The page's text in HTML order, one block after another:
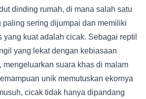
dinding rumah, di mana salah satu
paling sering dijumpai dan memiliki
yang kuat adalah cicak. Sebagai reptil
yang lekat dengan kebiasaan
mengeluarkan suara khas di malam
unik memutuskan ekornya
cicak tidak hanya dipandang